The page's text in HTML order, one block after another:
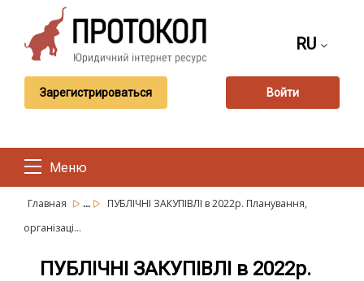
RU
Зарегистрироваться Войти
Меню
Главная ...
ПУБЛІЧНІ ЗАКУПІВЛІ в 2022р. Планування,
організаці...
ПУБЛІЧНІ ЗАКУПІВЛІ в 2022р.